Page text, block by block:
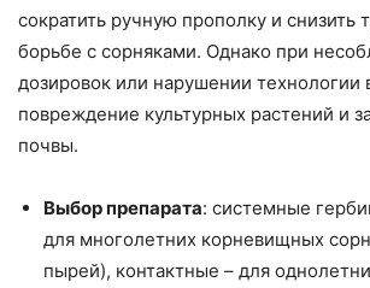
сократить ручную прополку и снизить
борьбе с сорняками. Однако при
дозировок или нарушении технологии
повреждение культурных растений и
почвы.
Выбор препарата: системные
для многолетних корневищных
пырей), контактные – для